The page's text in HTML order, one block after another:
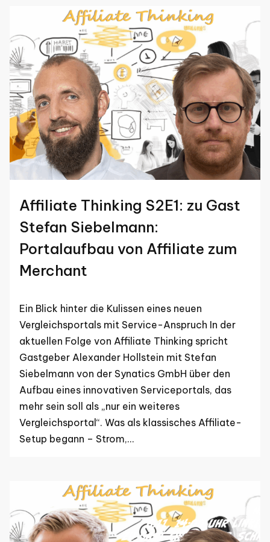
Affiliate Thinking S2E1: zu Gast
Stefan Siebelmann:
Portalaufbau von Affiliate zum
Merchant
Ein Blick hinter die Kulissen eines neuen
Vergleichsportals mit Service-Anspruch In der
aktuellen Folge von Affiliate Thinking spricht
Gastgeber Alexander Hollstein mit Stefan
Siebelmann von der Synatics GmbH über den
Aufbau eines innovativen Serviceportals, das
mehr sein soll als „nur ein weiteres
Vergleichsportal“. Was als klassisches Affiliate-
Setup begann – Strom,…